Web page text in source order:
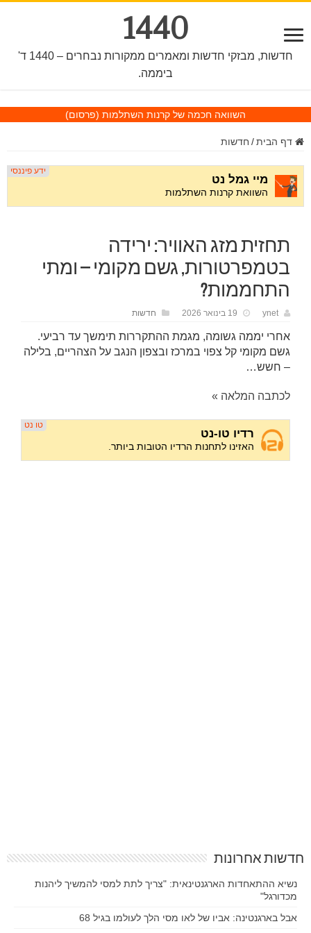
1440
חדשות, מבזקי חדשות ומאמרים ממקורות נבחרים – 1440 ד'
ביממה.
השוואה חכמה של קרנות השתלמות (פרסום)
דף הבית / חדשות
תחזית מזג האוויר: ירידה
בטמפרטורות, גשם מקומי – ומתי
התחממות?
ynet 19 בינואר 2026 חדשות
אחרי יממה גשומה, מגמת ההתקררות תימשך עד רביעי.
גשם מקומי קל צפוי במרכז ובצפון הנגב על הצהריים, בלילה
– חשש…
לכתבה המלאה »
חדשות אחרונות
נשיא ההתאחדות הארגנטינאית: "צריך לתת למסי להמשיך ליהנות
מכדורגל"
אבל בארגנטינה: אביו של לאו מסי הלך לעולמו בגיל 68